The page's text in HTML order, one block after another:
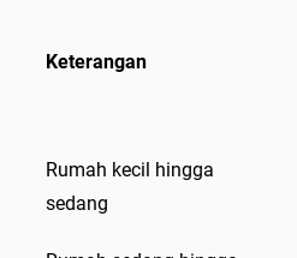
Keterangan
Rumah kecil hingga
sedang